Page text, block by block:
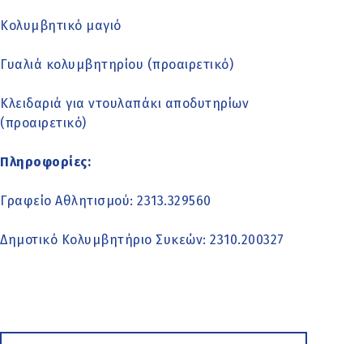
Κολυμβητικό μαγιό
Γυαλιά κολυμβητηρίου (προαιρετικό)
Κλειδαριά για ντουλαπάκι αποδυτηρίων
(προαιρετικό)
Πληροφορίες:
Γραφείο Αθλητισμού: 2313.329560
Δημοτικό Κολυμβητήριο Συκεών: 2310.200327